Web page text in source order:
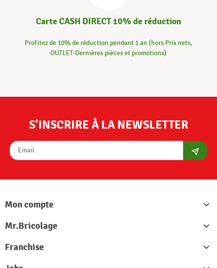
Carte CASH DIRECT 10% de réduction
Profitez de 10% de réduction pendant 1 an (hors Prix nets,
OUTLET-Dernières pièces et promotions)
S'INSCRIRE À LA NEWSLETTER
Mon compte

Mr.Bricolage

Franchise
